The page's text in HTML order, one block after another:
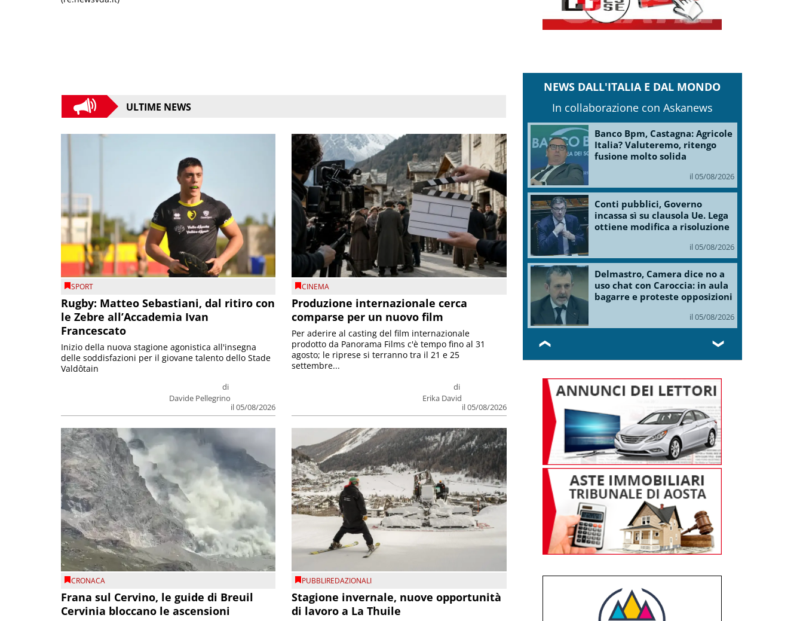
ULTIME NEWS
SPORT
Rugby: Matteo Sebastiani, dal ritiro con
le Zebre all’Accademia Ivan
Francescato
di
Davide Pellegrino
il 05/08/2026
Inizio della nuova stagione agonistica all'insegna
delle soddisfazioni per il giovane talento dello Stade
Valdôtain
CINEMA
Produzione internazionale cerca
comparse per un nuovo film
di
Erika David
il 05/08/2026
Per aderire al casting del film internazionale
prodotto da Panorama Films c'è tempo fino al 31
agosto; le riprese si terranno tra il 21 e 25
settembre...
CRONACA
Frana sul Cervino, le guide di Breuil
Cervinia bloccano le ascensioni
PUBBLIREDAZIONALI
Stagione invernale, nuove opportunità
di lavoro a La Thuile
NEWS DALL'ITALIA E DAL MONDO
In collaborazione con Askanews
Banco Bpm, Castagna: Agricole
Italia? Valuteremo, ritengo
fusione molto solida
il 05/08/2026
Conti pubblici, Governo
incassa sì su clausola Ue. Lega
ottiene modifica a risoluzione
il 05/08/2026
Delmastro, Camera dice no a
uso chat con Caroccia: in aula
bagarre e proteste opposizioni
il 05/08/2026
❮ ❯